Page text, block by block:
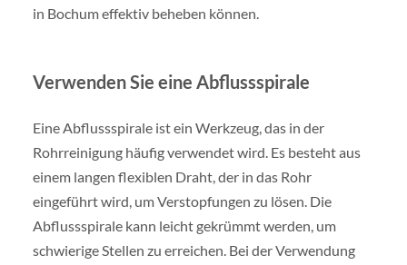
in Bochum effektiv beheben können.
Verwenden Sie eine Abflussspirale
Eine Abflussspirale ist ein Werkzeug, das in der
Rohrreinigung häufig verwendet wird. Es besteht aus
einem langen flexiblen Draht, der in das Rohr
eingeführt wird, um Verstopfungen zu lösen. Die
Abflussspirale kann leicht gekrümmt werden, um
schwierige Stellen zu erreichen. Bei der Verwendung